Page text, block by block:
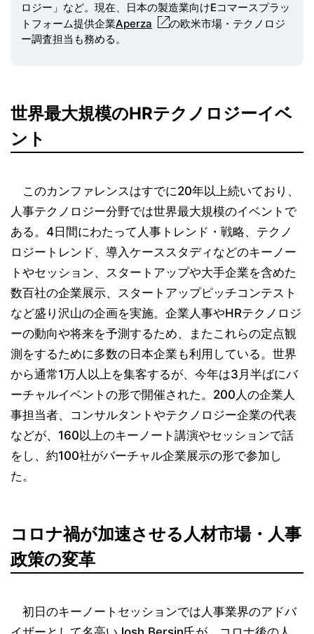
ロジー」など。現在、日本の製造業向けEコマースプラッ
トフォーム提供企業Aperza
の欧米市場・テクノロジ
ー調査担当も務める。
世界最大規模のHRテクノロジーイベ
ント
このカンファレンスはすでに20年以上続いており、
人事テクノロジー分野では世界最大規模のイベントで
ある。4日間にわたって人事トレンド・戦略、テクノ
ロジートレンド、導入ケーススタディなどのキーノー
トやセッション、スタートアップや大手企業を含めた
数百社の企業展示、スタートアップピッチコンテスト
など盛り沢山の企画を実施。企業人事やHRテクノロジ
ーの動向や将来を予測するため、またこれらの定点観
測をするために多数の日本企業も利用している。世界
から通常1万人以上を集客するが、今年は3月半ばにバ
ーチャルイベントの形で開催された。200人の企業人
事担当者、コンサルタントやテクノロジー企業の代表
などが、160以上のキーノート講演やセッションで話
をし、約100社がバーチャル企業展示の形で参加し
た。
コロナ禍が加速させる人材市場・人事
政策の変革
初日のキーノートセッションでは人事業界のアドバ